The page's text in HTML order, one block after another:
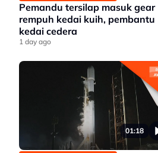
Pemandu tersilap masuk gear
rempuh kedai kuih, pembantu
kedai cedera
1 day ago
01:18